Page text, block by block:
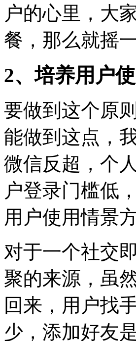
户的心里，大
餐，那么就摇
2、培养用户
要做到这个原
能做到这点，
微信反超，个
户登录门槛低
用户使用情景
对于一个社交
聚的来源，虽
回来，用户找
少，添加好友